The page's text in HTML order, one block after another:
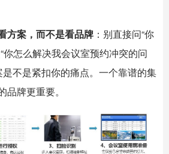
方案，而不是看品牌 ：别直接问“你
你怎么解决我会议室预约冲突的问
是不是紧扣你的痛点。一个靠谱的集
牌更重要。